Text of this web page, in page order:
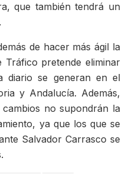
que también tendrá un
de hacer más ágil la
Tráfico pretende eliminar
diario se generan en el
y Andalucía. Además,
no supondrán la
ya que los que se
Salvador Carrasco se